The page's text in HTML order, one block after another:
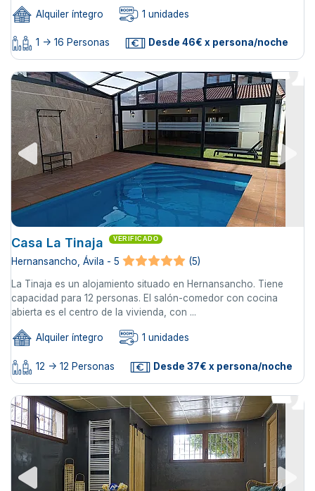
Alquiler íntegro 1 unidades
1 -> 16 Personas Desde 46€ x persona/noche
Casa La Tinaja VERIFICADO
Hernansancho, Ávila - 5 (5)
La Tinaja es un alojamiento situado en Hernansancho. Tiene
capacidad para 12 personas. El salón-comedor con cocina
abierta es el centro de la vivienda, con ...
Alquiler íntegro 1 unidades
12 -> 12 Personas Desde 37€ x persona/noche